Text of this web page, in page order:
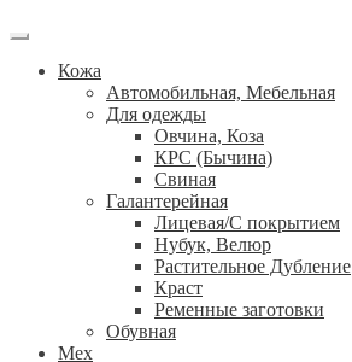
Кожа
Автомобильная, Мебельная
Для одежды
Овчина, Коза
КРС (Бычина)
Свиная
Галантерейная
Лицевая/С покрытием
Нубук, Велюр
Растительное Дубление
Краст
Ременные заготовки
Обувная
Мех